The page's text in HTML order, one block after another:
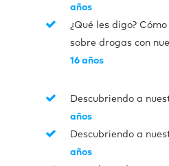
años
¿Qué les digo?
sobre drogas con
16 años
Descubriendo a
años
Descubriendo a
años